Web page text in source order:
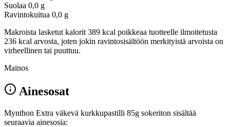
Suolaa 0,0 g
Ravintokuitua 0,0 g
Makroista lasketut kalorit 389 kcal poikkeaa tuotteelle ilmoitetusta
236 kcal arvosta, joten jokin ravintosisältöön merkityistä arvoista on
virheellinen tai puuttuu.
Mainos
Ainesosat
Mynthon Extra väkevä kurkkupastilli 85g sokeriton sisältää
seuraavia ainesosia: